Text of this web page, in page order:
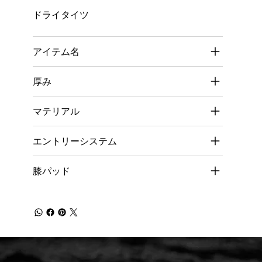
ドライタイツ
アイテム名
厚み
マテリアル
エントリーシステム
膝パッド